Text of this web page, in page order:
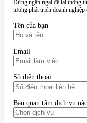
Đừng ngần ngại để lại thông
tưởng phát triển doanh nghiệp
Tên của bạn
Email
Số điện thoại
Bạn quan tâm dịch vụ